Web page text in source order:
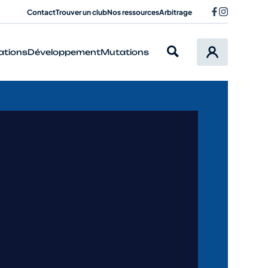
ContactTrouver un clubNos ressourcesArbitrage
DéveloppementMutations